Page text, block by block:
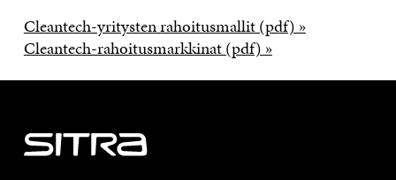
Cleantech-yritysten rahoitusmallit (pdf) »
Cleantech-rahoitusmarkkinat (pdf) »